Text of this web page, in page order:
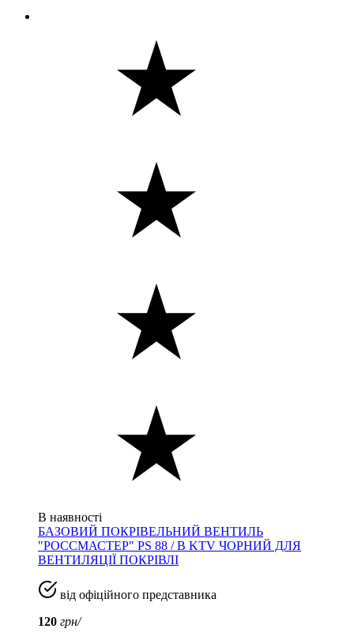
В наявності
БАЗОВИЙ ПОКРІВЕЛЬНИЙ ВЕНТИЛЬ
"РОССМАСТЕР" PS 88 / B KTV ЧОРНИЙ ДЛЯ
ВЕНТИЛЯЦІЇ ПОКРІВЛІ
від офіційного представника
120 грн/